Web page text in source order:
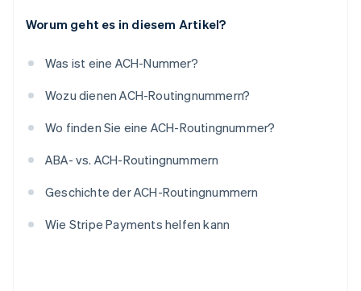
Worum geht es in diesem Artikel?
Was ist eine ACH-Nummer?
Wozu dienen ACH-Routingnummern?
Wo finden Sie eine ACH-Routingnummer?
ABA- vs. ACH-Routingnummern
Geschichte der ACH-Routingnummern
Wie Stripe Payments helfen kann